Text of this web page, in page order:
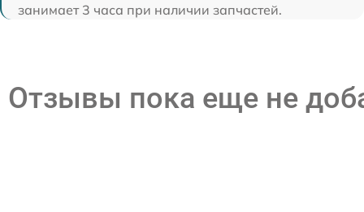
занимает 3 часа при наличии запчастей.
Отзывы пока еще не